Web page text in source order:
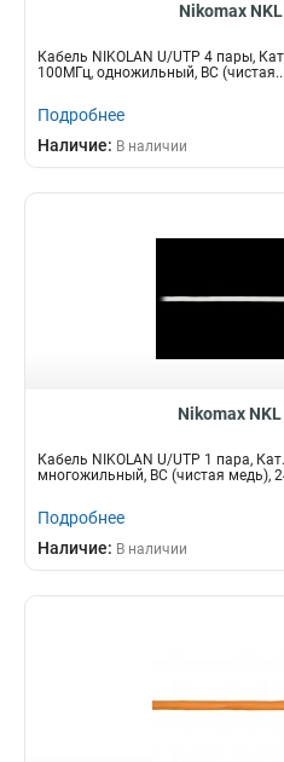
Nikomax
Кабель NIKOLAN U/UTP 4 пары,
100МГц, одножильный, BC (чистая...
Подробнее
Наличие: В наличии
Nikomax
Кабель NIKOLAN U/UTP 1 пара,
многожильный, BC (чистая медь),
Подробнее
Наличие: В наличии